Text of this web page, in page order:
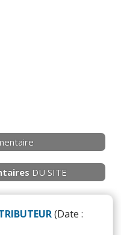
DU SITE
(Date :